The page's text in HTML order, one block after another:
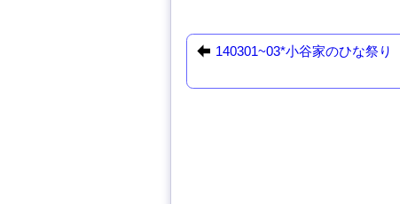
c
e
b
st
o
d
ail
140301~03*小谷家のひな祭り